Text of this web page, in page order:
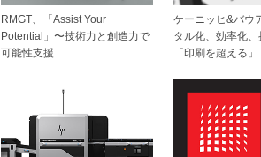
RMGT、「Assist Your
Potential」〜技術力と創造力で
可能性支援
ケーニッヒ&バウ
タル化、効率化
「印刷を超える」